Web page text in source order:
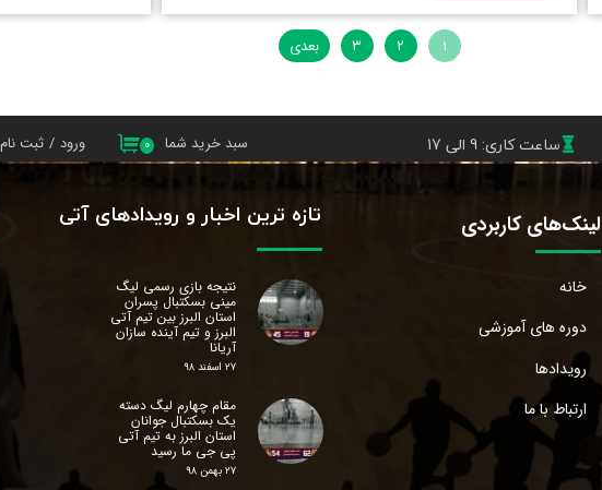
۱ ۲ ۳ بعدی
لینک‌های کاربردی
خانه
دوره های آموزشی
رویدادها
ارتباط با ما
تازه ترین اخبار و رویدادهای آتی
نتیجه بازی رسمی لیگ
مینی بسکتبال پسران
استان البرز‌ بین تیم آتی
البرز و تیم آینده سازان
آریانا
۲۷ اسفند ۹۸
مقام چهارم لیگ دسته
یک بسکتبال جوانان
استان البرز‌ به تیم آتی
پی جی ما رسید
۲۷ بهمن ۹۸
ورود / ثبت نام
تغییر گذر واژه
۰ سبد خرید شما ساعت کاری: 9 الی 17